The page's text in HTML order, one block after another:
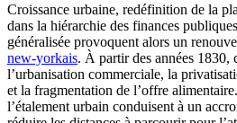
Croissance urbaine, redéfinition de la
dans la hiérarchie des finances
généralisée provoquent alors un
new-yorkais. À partir des années 1830,
l’urbanisation commerciale, la
et la fragmentation de l’offre
l’étalement urbain conduisent à un